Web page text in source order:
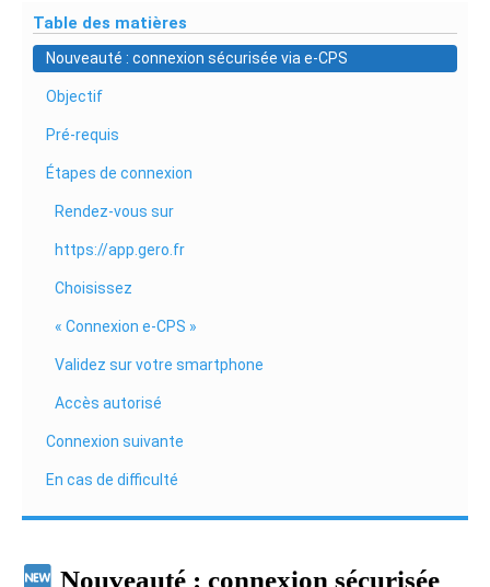
Table des matières
Nouveauté : connexion sécurisée via e-CPS
Objectif
Pré-requis
Étapes de connexion
Rendez-vous sur
https://app.gero.fr
Choisissez
« Connexion e-CPS »
Validez sur votre smartphone
Accès autorisé
Connexion suivante
En cas de difficulté
Nouveauté : connexion sécurisée